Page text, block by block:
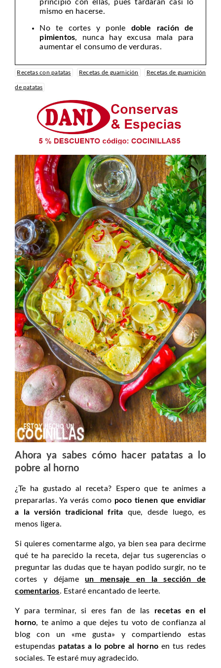
principio con ellas, pues tardarán casi lo
mismo en hacerse.
No te cortes y ponle doble ración de
pimientos, nunca hay excusa mala para
aumentar el consumo de verduras.
Recetas con patatas Recetas de guarnición Recetas de guarnición
de patatas
Ahora ya sabes cómo hacer patatas a lo
pobre al horno
¿Te ha gustado al receta? Espero que te animes a
prepararlas. Ya verás como poco tienen que envidiar
a la versión tradicional frita que, desde luego, es
menos ligera.
Si quieres comentarme algo, ya bien sea para decirme
qué te ha parecido la receta, dejar tus sugerencias o
preguntar las dudas que te hayan podido surgir, no te
cortes y déjameun mensaje en la sección de
comentarios. Estaré encantado de leerte.
Y para terminar, si eres fan de las recetas en el
horno, te animo a que dejes tu voto de confianza al
blog con un «me gusta» y compartiendo estas
estupendas patatas a lo pobre al hornoen tus redes
sociales. Te estaré muy agradecido.